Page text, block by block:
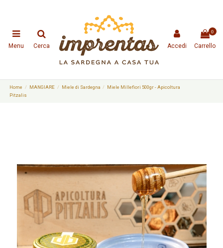
Menu Cerca Accedi
0
Carrello
Home MANGIARE Miele di Sardegna
Miele Millefiori 500gr - Apicoltura
Pitzalis